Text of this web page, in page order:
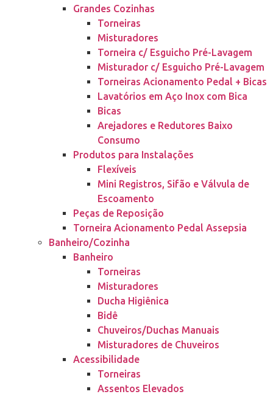
Grandes Cozinhas
Torneiras
Misturadores
Torneira c/ Esguicho Pré-Lavagem
Misturador c/ Esguicho Pré-Lavagem
Torneiras Acionamento Pedal + Bicas
Lavatórios em Aço Inox com Bica
Bicas
Arejadores e Redutores Baixo
Consumo
Produtos para Instalações
Flexíveis
Mini Registros, Sifão e Válvula de
Escoamento
Peças de Reposição
Torneira Acionamento Pedal Assepsia
Banheiro/Cozinha
Banheiro
Torneiras
Misturadores
Ducha Higiênica
Bidê
Chuveiros/Duchas Manuais
Misturadores de Chuveiros
Acessibilidade
Torneiras
Assentos Elevados